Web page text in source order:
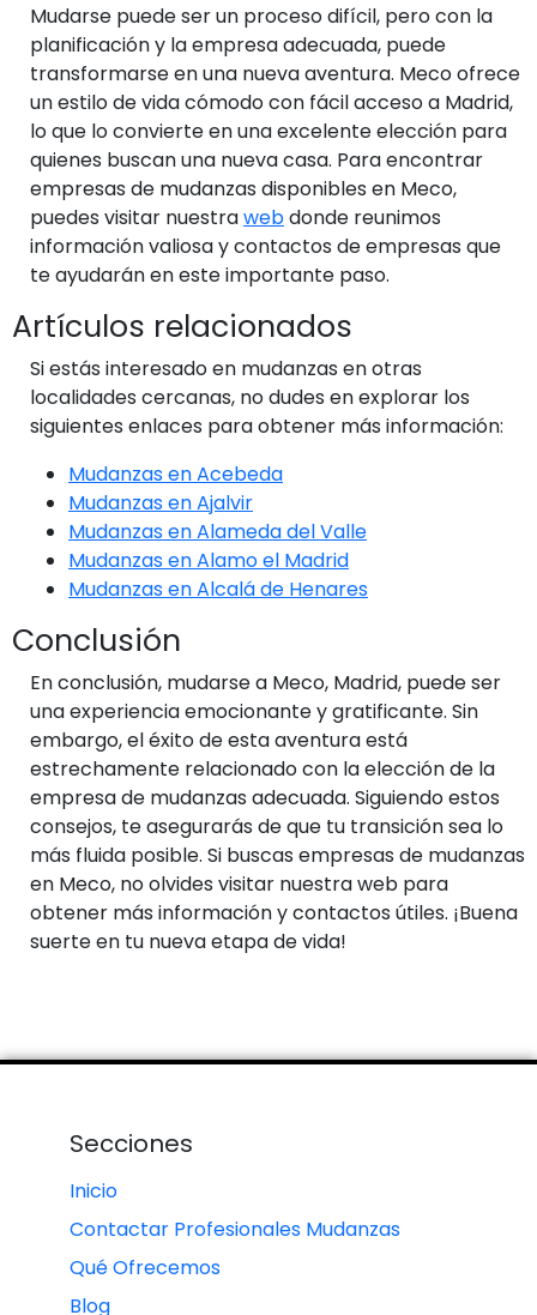
Mudarse puede ser un proceso difícil, pero con la
planificación y la empresa adecuada, puede
transformarse en una nueva aventura. Meco ofrece
un estilo de vida cómodo con fácil acceso a Madrid,
lo que lo convierte en una excelente elección para
quienes buscan una nueva casa. Para encontrar
empresas de mudanzas disponibles en Meco,
puedes visitar nuestrawebdonde reunimos
información valiosa y contactos de empresas que
te ayudarán en este importante paso.
Artículos relacionados
Si estás interesado en mudanzas en otras
localidades cercanas, no dudes en explorar los
siguientes enlaces para obtener más información:
Mudanzas en Acebeda
Mudanzas en Ajalvir
Mudanzas en Alameda del Valle
Mudanzas en Alamo el Madrid
Mudanzas en Alcalá de Henares
Conclusión
En conclusión, mudarse a Meco, Madrid, puede ser
una experiencia emocionante y gratificante. Sin
embargo, el éxito de esta aventura está
estrechamente relacionado con la elección de la
empresa de mudanzas adecuada. Siguiendo estos
consejos, te asegurarás de que tu transición sea lo
más fluida posible. Si buscas empresas de mudanzas
en Meco, no olvides visitar nuestra web para
obtener más información y contactos útiles. ¡Buena
suerte en tu nueva etapa de vida!
Secciones
Inicio
Contactar Profesionales Mudanzas
Qué Ofrecemos
Blog